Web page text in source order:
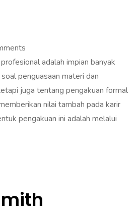
adalah impian banyak
penguasaan materi dan
juga tentang pengakuan formal
nilai tambah pada karir
pengakuan ini adalah melalui